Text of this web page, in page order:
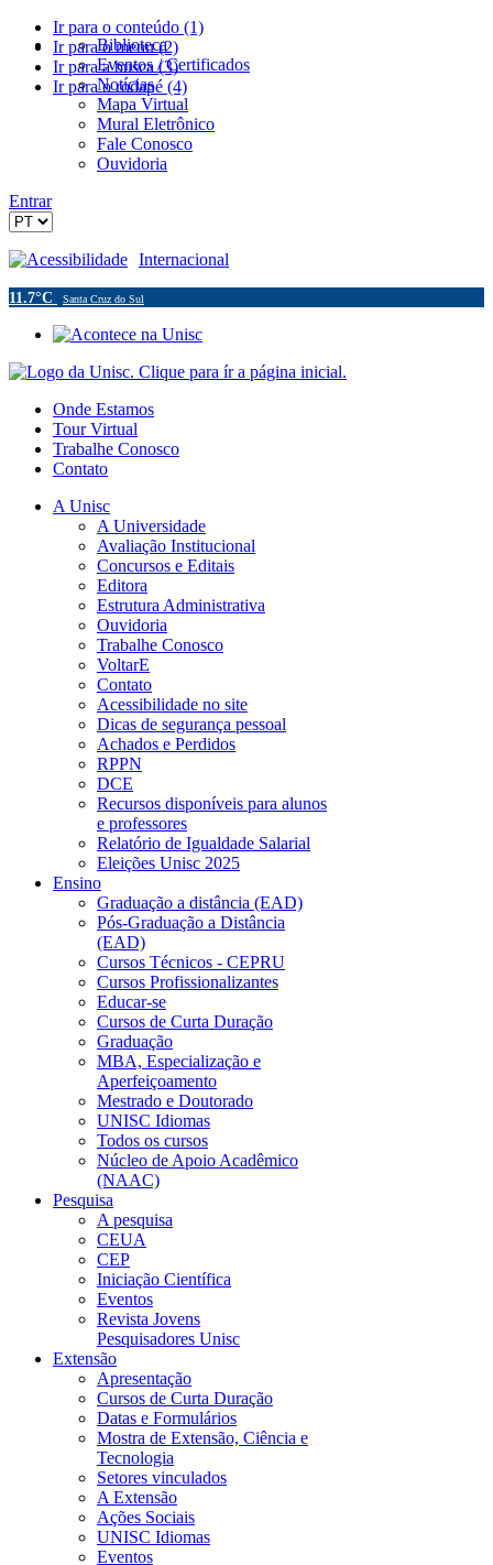
Ir para o conteúdo (1)
Ir para o menu (2)
Ir para a busca (3)
Ir para o rodapé (4)
Biblioteca
Eventos / Certificados
Notícias
Mapa Virtual
Mural Eletrônico
Fale Conosco
Ouvidoria
Entrar
Acessibilidade Internacional
11.7°C Santa Cruz do Sul
Onde Estamos
Tour Virtual
Trabalhe Conosco
Contato
A Unisc
A Universidade
Avaliação Institucional
Concursos e Editais
Editora
Estrutura Administrativa
Ouvidoria
Trabalhe Conosco
VoltarE
Contato
Acessibilidade no site
Dicas de segurança pessoal
Achados e Perdidos
RPPN
DCE
Recursos disponíveis para alunos
e professores
Relatório de Igualdade Salarial
Eleições Unisc 2025
Ensino
Graduação a distância (EAD)
Pós-Graduação a Distância
(EAD)
Cursos Técnicos - CEPRU
Cursos Profissionalizantes
Educar-se
Cursos de Curta Duração
Graduação
MBA, Especialização e
Aperfeiçoamento
Mestrado e Doutorado
UNISC Idiomas
Todos os cursos
Núcleo de Apoio Acadêmico
(NAAC)
Pesquisa
A pesquisa
CEUA
CEP
Iniciação Científica
Eventos
Revista Jovens
Pesquisadores Unisc
Extensão
Apresentação
Cursos de Curta Duração
Datas e Formulários
Mostra de Extensão, Ciência e
Tecnologia
Setores vinculados
A Extensão
Ações Sociais
UNISC Idiomas
Eventos